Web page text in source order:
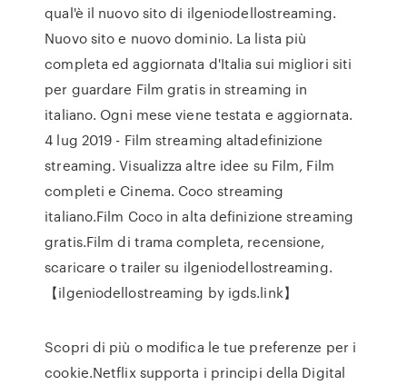
qual'è il nuovo sito di ilgeniodellostreaming.
Nuovo sito e nuovo dominio. La lista più
completa ed aggiornata d'Italia sui migliori siti
per guardare Film gratis in streaming in
italiano. Ogni mese viene testata e aggiornata.
4 lug 2019 - Film streaming altadefinizione
streaming. Visualizza altre idee su Film, Film
completi e Cinema. Coco streaming
italiano.Film Coco in alta definizione streaming
gratis.Film di trama completa, recensione,
scaricare o trailer su ilgeniodellostreaming.
【ilgeniodellostreaming by igds.link】
Scopri di più o modifica le tue preferenze per i
cookie.Netflix supporta i principi della Digital